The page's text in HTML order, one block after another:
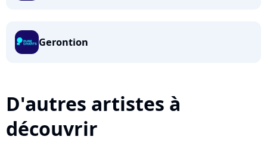
Gerontion
D'autres artistes à
découvrir